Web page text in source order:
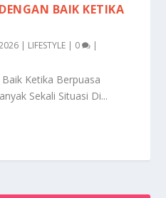
BAIK KETIKA
| LIFESTYLE | 0 |
Ketika Berpuasa
Sekali Situasi Di...